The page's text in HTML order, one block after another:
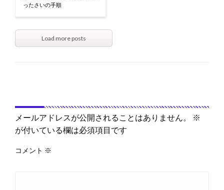
ったさいの手順
Load more posts
メールアドレスが公開されることはありません。
※
が付いている欄は必須項目です
コメント ※